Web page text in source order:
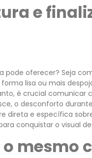
e
pode oferecer? Seja
lisa ou mais
é crucial comunicar
o desconforto
direta e específica
conquistar o visual
mesmo